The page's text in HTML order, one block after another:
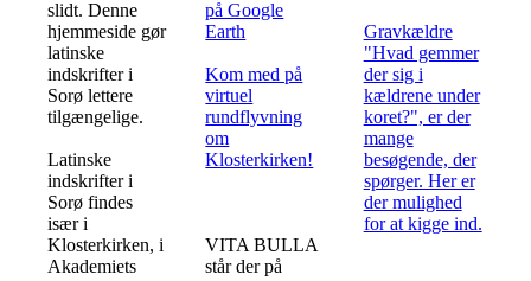
slidt. Denne
hjemmeside gør
latinske
indskrifter i
Sorø lettere
tilgængelige.
Latinske
indskrifter i
Sorø findes
især i
Klosterkirken, i
Akademiets
på Google
Earth
Kom med på
virtuel
rundflyvning
om
Klosterkirken!
VITA BULLA
står der på
Gravkældre
"Hvad gemmer
der sig i
kældrene under
koret?", er der
mange
besøgende, der
spørger. Her er
der mulighed
for at kigge ind.